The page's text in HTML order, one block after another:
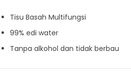
Tisu Basah Multifungsi
⁠99% edi water
⁠Tanpa alkohol dan tidak berbau